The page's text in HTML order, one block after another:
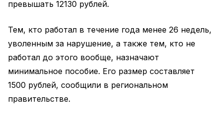
превышать 12130 рублей.
Тем, кто работал в течение года менее 26 недель,
уволенным за нарушение, а также тем, кто не
работал до этого вообще, назначают
минимальное пособие. Его размер составляет
1500 рублей, сообщили в региональном
правительстве.